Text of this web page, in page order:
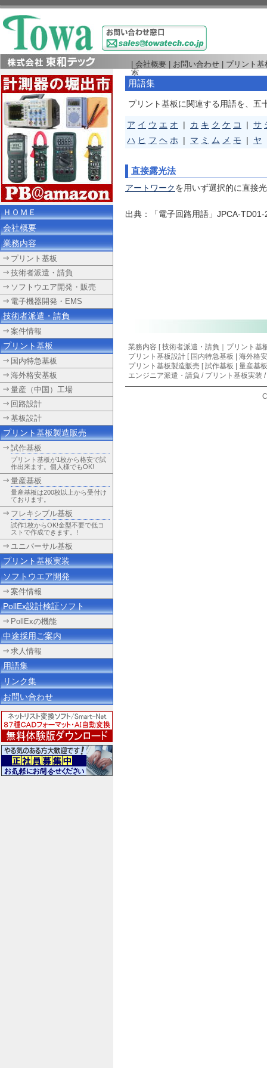
用語集
プリント基板に関連する用語を、五
ア イ ウ エ オ | カ キ ク ケ コ | サ
ハ ヒ フ ヘ ホ | マ ミ ム メ モ | ヤ
直接露光法
アートワークを用いず選択的に直接
出典：「電子回路用語」JPCA-
業務内容 [技術者派遣・請負
プリント基
プリント基板設計 [ 国内特急基板
海外格
プリント基板製造販売 [ 試作基板 | 量産基
エンジニア派遣・請負 / プリント基板実装 /
会社概要 お問い合わせ
プリント
索
ＨＯＭＥ
会社概要
業務内容
プリント基板
技術者派遣・請負
ソフトウエア開発・販売
電子機器開発・EMS
技術者派遣・請負
案件情報
プリント基板
国内特急基板
海外格安基板
量産（中国）工場
回路設計
基板設計
プリント基板製造販売
試作基板
プリント基板が1枚から格安で試
作出来ます。個人様でもOK!
量産基板
量産基板は200枚以上から受付け
ております。
フレキシブル基板
試作1枚からOK!金型不要で低コ
ストで作成できます。!
ユニバーサル基板
プリント基板実装
ソフトウエア開発
案件情報
PollEx設計検証ソフト
PollExの機能
中途採用ご案内
求人情報
用語集
リンク集
お問い合わせ